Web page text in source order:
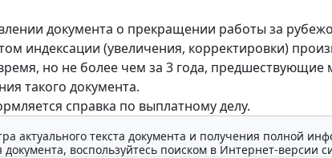
документа о прекращении работы за
индексации (увеличения, корректировки)
но не более чем за 3 года, предшествующие
такого документа.
справка по выплатному делу.
актуального текста документа и получения полной
воспользуйтесь поиском в Интернет-версии